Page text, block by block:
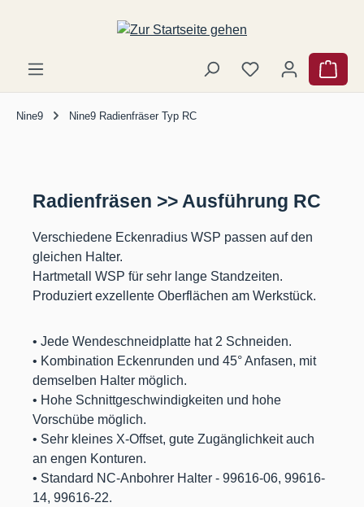
Zum Hauptinhalt springen
Nine9 Nine9 Radienfräser Typ RC
Radienfräsen >> Ausführung RC
Verschiedene Eckenradius WSP passen auf den
gleichen Halter.
Hartmetall WSP für sehr lange Standzeiten.
Produziert exzellente Oberflächen am Werkstück.
• Jede Wendeschneidplatte hat 2 Schneiden.
• Kombination Eckenrunden und 45° Anfasen, mit
demselben Halter möglich.
• Hohe Schnittgeschwindigkeiten und hohe
Vorschübe möglich.
• Sehr kleines X-Offset, gute Zugänglichkeit auch
an engen Konturen.
• Standard NC-Anbohrer Halter - 99616-06, 99616-
14, 99616-22.